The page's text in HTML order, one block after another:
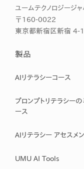
ユームテクノロジージ
〒160-0022
東京都新宿区新宿 4-
製品
AIリテラシーコース
プロンプトリテラシーの
ース
AIリテラシー アセスメ
UMU AI Tools